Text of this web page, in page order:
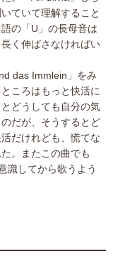
ていて理解すること
の「U」の長母音は
く伸ばさなければい
das Immlein」をみ
ころはもっと快活に
どうしても自分の気
だが、そうするとど
だけれども、慌てな
。またこの曲でも
識してから歌うよう